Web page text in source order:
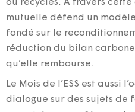
ou recyclés. A travers
mutuelle défend un
fondé sur le
réduction du bilan
qu’elle rembourse.
Le Mois de l’ESS est aussi
dialogue sur des sujets de